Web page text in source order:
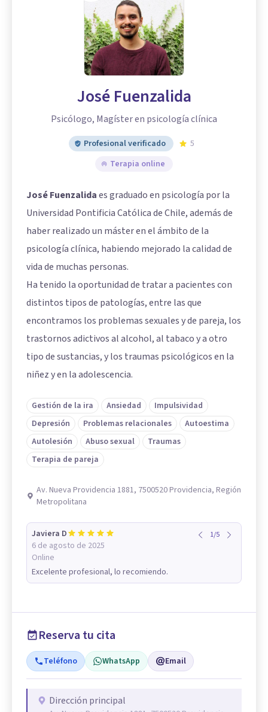
José Fuenzalida
Psicólogo, Magíster en psicología clínica
Profesional verificado
5
Terapia online
José Fuenzalidaes graduado en psicología por la
Universidad Pontificia Católica de Chile, además de
haber realizado un máster en el ámbito de la
psicología clínica, habiendo mejorado la calidad de
vida de muchas personas.
Ha tenido la oportunidad de tratar a pacientes con
distintos tipos de patologías, entre las que
encontramos los problemas sexuales y de pareja, los
trastornos adictivos al alcohol, al tabaco y a otro
tipo de sustancias, y los traumas psicológicos en la
niñez y en la adolescencia.
Gestión de la ira Ansiedad
Impulsividad
Depresión
Problemas relacionales
Autoestima
Autolesión
Abuso sexual
Traumas
Terapia de pareja
Av. Nueva Providencia 1881, 7500520 Providencia, Región
Metropolitana
Javiera D
6 de agosto de 2025
Online
1/5
Excelente profesional, lo recomiendo.
Reserva tu cita
Teléfono WhatsApp Email
Dirección principal